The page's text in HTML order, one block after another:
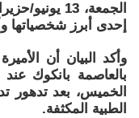
الجمعة، 13
إحدى أبرز شخصياتها
وأكد البيان أن
الخميس، بعد تدهور
الطبية المكثفة.